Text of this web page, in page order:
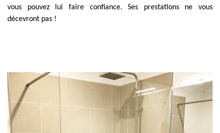
vous pouvez lui faire confiance. Ses prestations ne vous
décevront pas !